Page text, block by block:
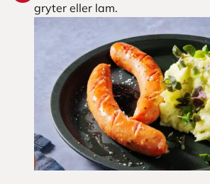
gryter eller lam.